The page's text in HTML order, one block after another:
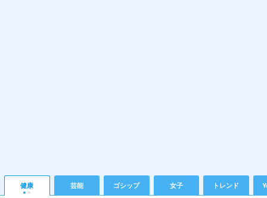
健康 芸能 ゴシップ 女子 トレンド